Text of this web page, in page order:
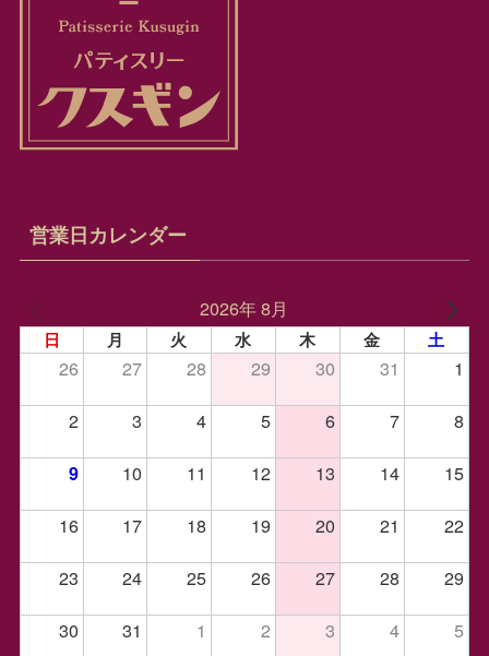
営業日カレンダー
2026年 8月
日 月 火 水 木 金 土
26 27 28 29 30 31
1
2
3 4 5 6 7 8
9 10 11 12 13 14
15
16
17 18 19 20 21
22
23
24 25 26 27 28
29
30
31 1 2 3 4 5